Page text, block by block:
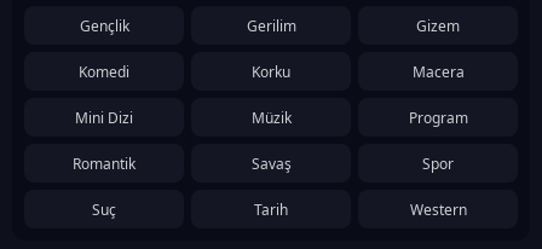
Gençlik Gerilim Gizem
Komedi Korku Macera
Mini Dizi Müzik Program
Romantik Savaş Spor
Suç Tarih Western